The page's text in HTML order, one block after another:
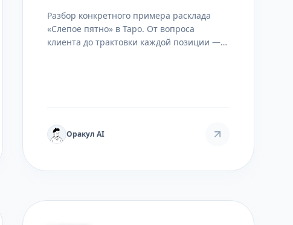
Разбор конкретного примера расклада
«Слепое пятно» в Таро. От вопроса
клиента до трактовки каждой позиции —
Оракул AI